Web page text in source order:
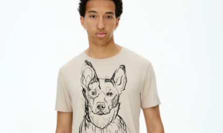
Islandzki szpic pasterski
Jamnik szorstkowłosy
Kot brytyjski krótkowłosy
Kot norweski leśny
Sznaucer olbrzymi
Szpic miniaturowy
Terier irlandzki
Welsh corgi cardigan
Welsh corgi pembroke
West highland white
terrier
Whippet
Wilczak czechosłowacki
Wyżeł weimarski
Wyżeł węgierski
Yorkshire terrier